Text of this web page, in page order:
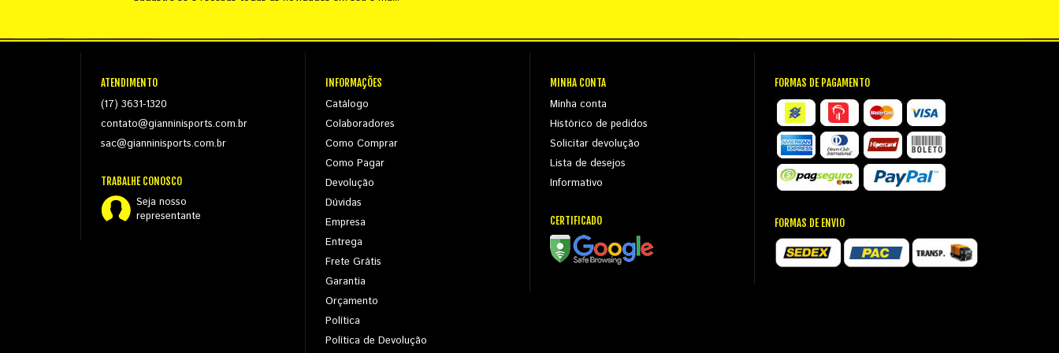
ATENDIMENTO
(17) 3631-1320
contato@gianninisports.com.br
sac@gianninisports.com.br
TRABALHE CONOSCO
Seja nosso
representante
INFORMAÇÕES
Catálogo
Colaboradores
Como Comprar
Como Pagar
Devolução
Dúvidas
Empresa
Entrega
Frete Grátis
Garantia
Orçamento
Política
Política de Devolução
MINHA CONTA
Minha conta
Histórico de pedidos
Solicitar devolução
Lista de desejos
Informativo
CERTIFICADO
FORMAS DE PAGAMENTO
FORMAS DE ENVIO